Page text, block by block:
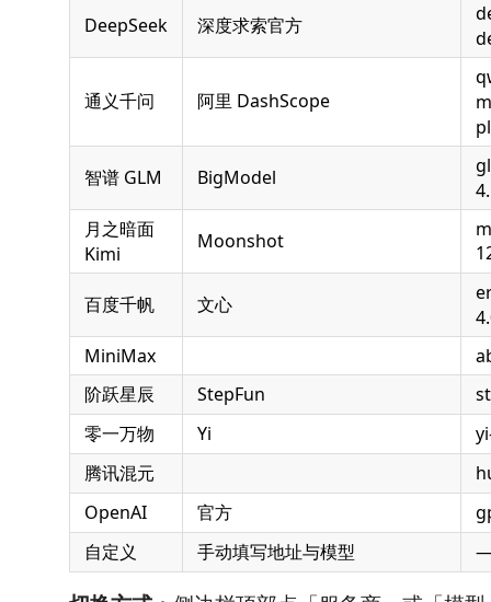
DeepSeek 深度求索官方
通义千问 阿里 DashScope
智谱 GLM BigModel
月之暗面
Kimi
Moonshot
百度千帆 文心
MiniMax
阶跃星辰
StepFun
零一万物
Yi
腾讯混元
OpenAI
官方
自定义
手动填写地址与模型